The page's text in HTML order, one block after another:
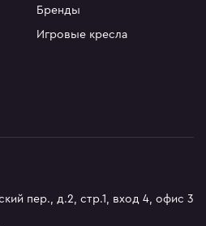
Бренды
Игровые кресла
пер., д.2, стр.1, вход 4, офис 3